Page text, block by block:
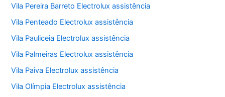
Vila Pereira Barreto Electrolux assistência
Vila Penteado Electrolux assistência
Vila Pauliceia Electrolux assistência
Vila Palmeiras Electrolux assistência
Vila Paiva Electrolux assistência
Vila Olímpia Electrolux assistência